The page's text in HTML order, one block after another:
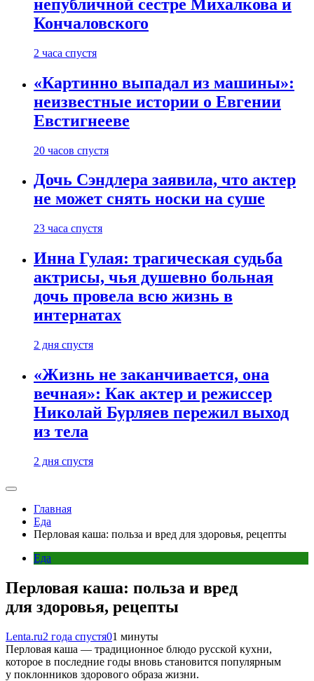
непубличной сестре Михалкова и
Кончаловского
2 часа спустя
«Картинно выпадал из машины»:
неизвестные истории о Евгении
Евстигнееве
20 часов спустя
Дочь Сэндлера заявила, что актер
не может снять носки на суше
23 часа спустя
Инна Гулая: трагическая судьба
актрисы, чья душевно больная
дочь провела всю жизнь в
интернатах
2 дня спустя
«Жизнь не заканчивается, она
вечная»: Как актер и режиссер
Николай Бурляев пережил выход
из тела
2 дня спустя
Главная
Еда
Перловая каша: польза и вред для здоровья, рецепты
Еда
Перловая каша: польза и вред
для здоровья, рецепты
Lenta.ru2 года спустя01 минуты
Перловая каша — традиционное блюдо русской кухни,
которое в последние годы вновь становится популярным
у поклонников здорового образа жизни.